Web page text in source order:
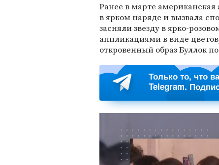
Ранее в марте
в ярком наряде и вызвала
засняли звезду в ярко-
аппликациями в виде
откровенный образ Буллок
Только то, что
Telegram.